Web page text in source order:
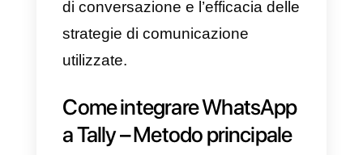
Con Callbell, puoi centralizzare
tutte le tue conversazioni da più
istantanea su un’unica